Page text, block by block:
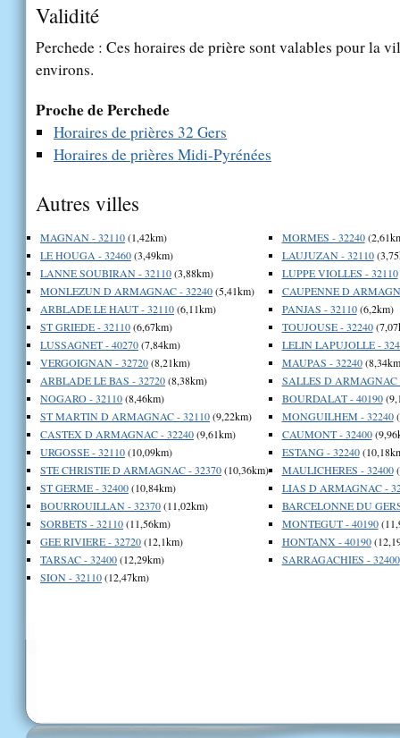
Validité
Perchede : Ces horaires de prière sont valables pour la
environs.
Proche de Perchede
Horaires de prières 32 Gers
Horaires de prières Midi-Pyrénées
Autres villes
MAGNAN - 32110(1,42km)
LE HOUGA - 32460(3,49km)
LANNE SOUBIRAN - 32110(3,88km)
MONLEZUN D ARMAGNAC - 32240(5,41km)
ARBLADE LE HAUT - 32110(6,11km)
ST GRIEDE - 32110(6,67km)
LUSSAGNET - 40270(7,84km)
VERGOIGNAN - 32720(8,21km)
ARBLADE LE BAS - 32720(8,38km)
NOGARO - 32110(8,46km)
ST MARTIN D ARMAGNAC - 32110(9,22km)
CASTEX D ARMAGNAC - 32240(9,61km)
URGOSSE - 32110(10,09km)
STE CHRISTIE D ARMAGNAC - 32370(10,36km)
ST GERME - 32400(10,84km)
BOURROUILLAN - 32370(11,02km)
SORBETS - 32110(11,56km)
GEE RIVIERE - 32720(12,1km)
TARSAC - 32400(12,29km)
SION - 32110(12,47km)
MORMES - 32240
LAUJUZAN - 32110
LUPPE VIOLLES - 32110
CAUPENNE D
PANJAS - 32110(6,2km)
TOUJOUSE - 32240
LELIN LAPUJOLLE -
MAUPAS - 32240
SALLES D ARMAGNAC
BOURDALAT - 40190
MONGUILHEM - 32240
CAUMONT - 32400
ESTANG - 32240
MAULICHERES - 32400
LIAS D ARMAGNAC -
BARCELONNE DU
MONTEGUT - 40190
HONTANX - 40190
SARRAGACHIES - 32400